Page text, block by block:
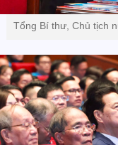
Tổng Bí thư, Chủ tịch